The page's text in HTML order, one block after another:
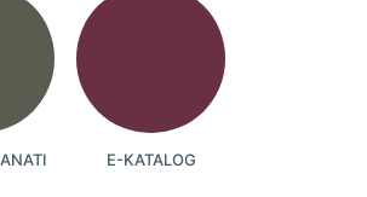
yer vermeyecek
rızamla onay
E-KATALOG